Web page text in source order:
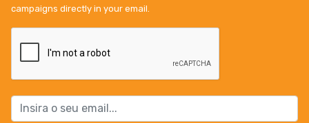
campaigns directly in your email.